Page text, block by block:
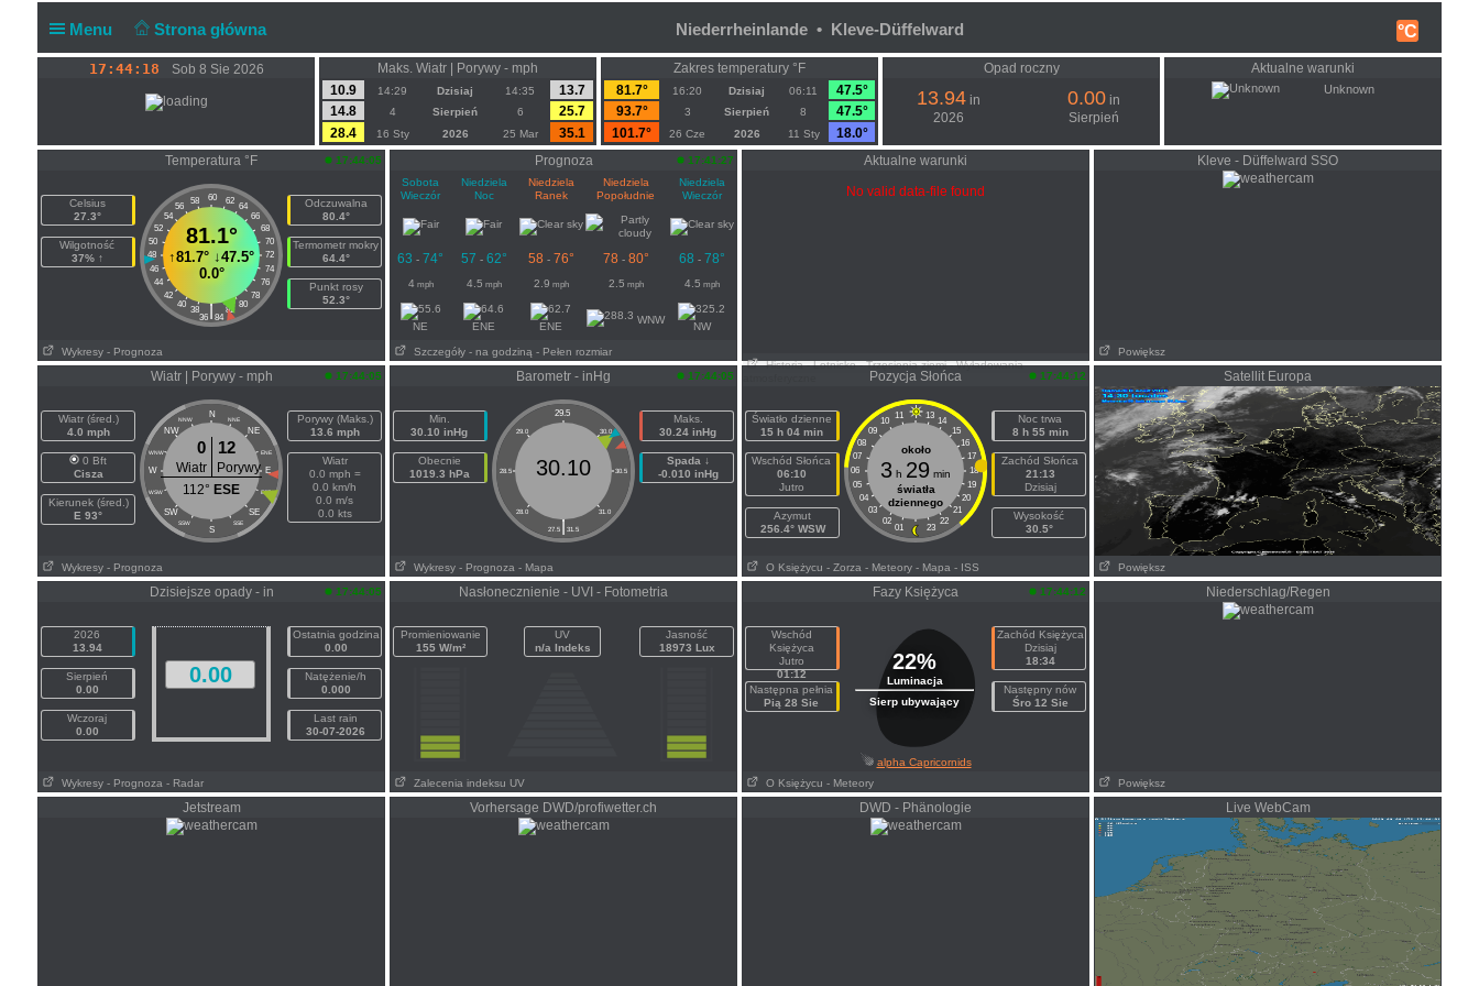
Menu Strona główna °C
Niederrheinlande • Kleve-Düffelward
17:44:18 Sob 8 Sie 2026
Maks. Wiatr | Porywy - mph
10.9
14:29 Dzisiaj 14:35
13.7
14.8
4 Sierpień 6
25.7
28.4
16 Sty 2026 25 Mar 35.1
Zakres temperatury °F
81.7°
16:20 Dzisiaj 06:11
47.5°
93.7°
3 Sierpień 8
47.5°
101.7°
26 Cze 2026 11 Sty 18.0°
Opad roczny
13.94 in
2026
0.00 in
Sierpień
Aktualne warunki
Unknown
Temperatura °F 17:44:05
Celsius
27.3°
Wilgotność
37% ↑
60
58 62
56
64
54
66
52
68
50
70
48
72
46
74
44
76
42
78
40
80
38 82
|
36 84
81.1°
↑81.7° ↓47.5°
0.0°
Odczuwalna
80.4°
Termometr mokry
64.4°
Punkt rosy
52.3°
Wykresy - Prognoza
Prognoza
17:41:27
Sobota
Wieczór
Niedziela
Noc
Niedziela
Ranek
Niedziela
Popołudnie
Niedziela
Wieczór
63 - 74° 57 - 62° 58 - 76° 78 - 80° 68 - 78°
4 mph 4.5 mph 2.9 mph 2.5 mph 4.5 mph
NE ENE ENE
WNW
NW
Szczegóły - na godziną - Pełen rozmiar
Aktualne warunki
No valid data-file found
Historia - Lotnisko - Trzęsienia ziemi - Wyładowania
Kleve - Düffelward SSO
Powiększ
Wiatr | Porywy - mph 17:44:05
Wiatr (śred.)
4.0 mph
0 Bft
Cisza
Kierunek (śred.)
E 93°
N
NNW NNE
NW NE
WNW ENE
W E
WSW ESE
SW SE
SSW SSE
S
0 12
Wiatr
Porywy
112° ESE
Porywy (Maks.)
13.6 mph
Wiatr
0.0 mph =
0.0 km/h
0.0 m/s
0.0 kts
Wykresy - Prognoza
Barometr - inHg 17:44:05
Min.
30.10 inHg
Obecnie
1019.3 hPa
29.5
29.0 30.0
28.5 30.5
28.0 31.0
|
27.5 31.5
30.10
Maks.
30.24 inHg
Spada ↓
-0.010 inHg
Wykresy - Prognoza - Mapa
Pozycja Słońca 17:44:12
Światło dzienne
15 h 04 min
Wschód Słońca
06:10
Jutro
Azymut
256.4° WSW
11 13
10
14
09
15
08
16
07
17
06
18
05
19
04
20
03
21
02
22
01 23
około
3 h 29 min
światła
dziennego
Noc trwa
8 h 55 min
Zachód Słońca
21:13
Dzisiaj
Wysokość
30.5°
O Księżycu - Zorza - Meteory - Mapa - ISS
Satellit Europa
Powiększ
Dzisiejsze opady - in 17:44:05
2026
13.94
Sierpień
0.00
Wczoraj
0.00
0.00
Ostatnia godzina
0.00
Natężenie/h
0.000
Last rain
30-07-2026
Wykresy - Prognoza - Radar
Nasłonecznienie - UVI - Fotometria
Promieniowanie
155 W/m²
UV
n/a Indeks
Jasność
18973 Lux
Zalecenia indeksu UV
Fazy Księżyca 17:44:12
Wschód
Księżyca
Jutro
01:12
Następna pełnia
Pią 28 Sie
22%
Luminacja
Sierp ubywający
Zachód Księżyca
Dzisiaj
18:34
Następny nów
Śro 12 Sie
alpha Capricornids
O Księżycu - Meteory
Niederschlag/Regen
Powiększ
Jetstream Vorhersage DWD/profiwetter.ch DWD - Phänologie Live WebCam